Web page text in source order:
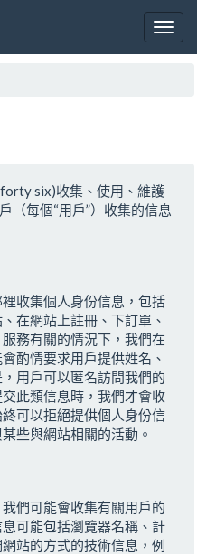
six)收集、使用、維護
（每個“用戶”）收集的信息
收集個人身份信息，包括
在網站上註冊、下訂單、
務有關的情況下，我們在
酌情要求用戶提供姓名、
用戶可以匿名訪問我們的
此類信息時，我們才會收
可以拒絕提供個人身份信
些與網站相關的活動。
們可能會收集有關用戶的
可能包括瀏覽器名稱、計
站的方式的技術信息，例